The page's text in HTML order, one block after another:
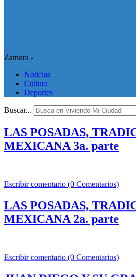
Zamora -
Noticias
Cultura
Deportes
Buscar...
LAS POSADAS,
MEXICANA 3a. parte
Escribir comentario (0 Comentarios)
LAS POSADAS,
MEXICANA 2a. parte
Escribir comentario (0 Comentarios)